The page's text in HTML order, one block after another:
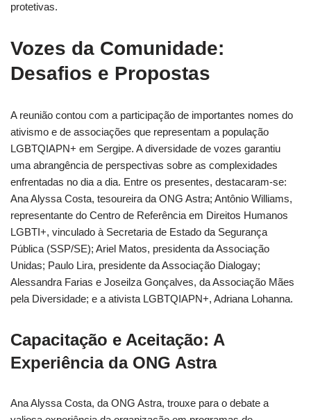
protetivas.
Vozes da Comunidade:
Desafios e Propostas
A reunião contou com a participação de importantes nomes do
ativismo e de associações que representam a população
LGBTQIAPN+ em Sergipe. A diversidade de vozes garantiu
uma abrangência de perspectivas sobre as complexidades
enfrentadas no dia a dia. Entre os presentes, destacaram-se:
Ana Alyssa Costa, tesoureira da ONG Astra; Antônio Williams,
representante do Centro de Referência em Direitos Humanos
LGBTI+, vinculado à Secretaria de Estado da Segurança
Pública (SSP/SE); Ariel Matos, presidenta da Associação
Unidas; Paulo Lira, presidente da Associação Dialogay;
Alessandra Farias e Joseilza Gonçalves, da Associação Mães
pela Diversidade; e a ativista LGBTQIAPN+, Adriana Lohanna.
Capacitação e Aceitação: A
Experiência da ONG Astra
Ana Alyssa Costa, da ONG Astra, trouxe para o debate a